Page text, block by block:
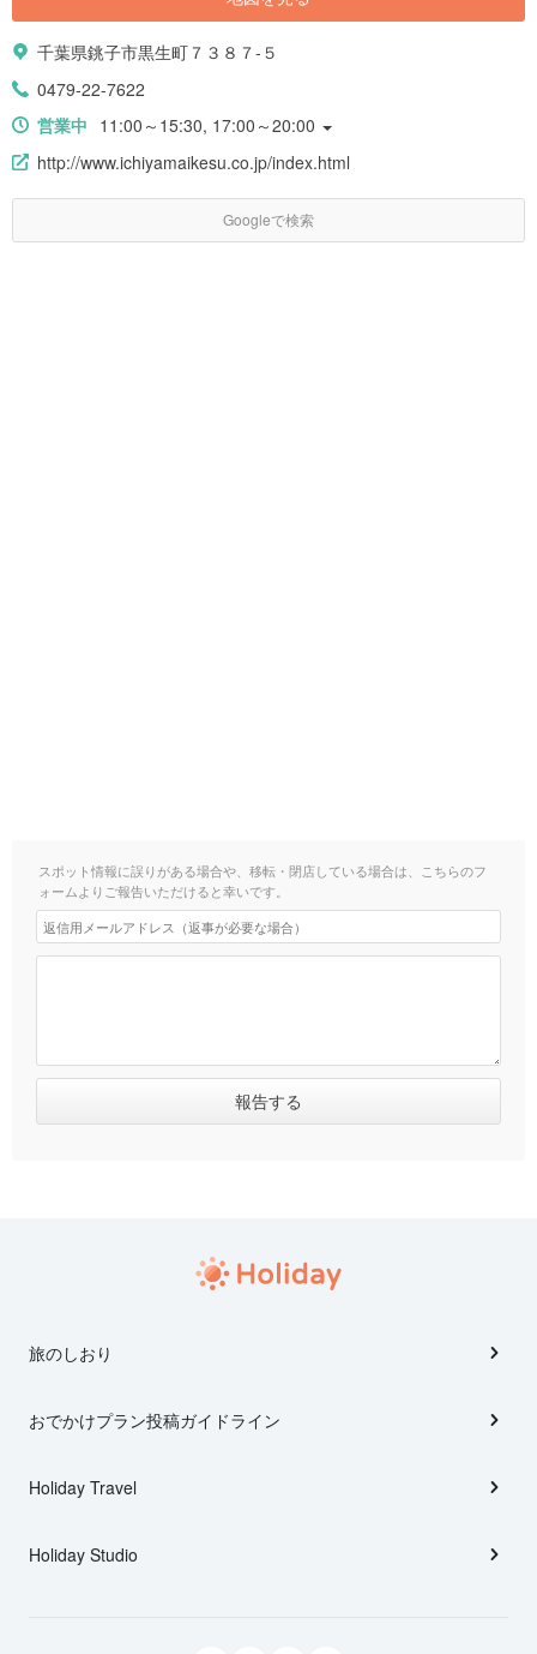
千葉県銚子市黒生町７３８７-５
0479-22-7622
営業中 11:00～15:30, 17:00～20:00
http://www.ichiyamaikesu.co.jp/index.html
Googleで検索
スポット情報に誤りがある場合や、移転・閉店している場合は、こちらのフ
ォームよりご報告いただけると幸いです。
旅のしおり
おでかけプラン投稿ガイドライン
Holiday Travel
Holiday Studio